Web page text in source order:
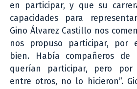
en participar, y que su
capacidades para
Gino Álvarez Castillo nos
nos propuso participar, por
bien. Había compañeros de
querían participar, pero por
entre otros, no lo hicieron”.